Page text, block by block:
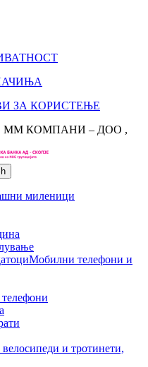
ЗА КОРИСТЕЊЕ
ММ КОМПАНИ – ДОО ,
миленици
Мобилни телефони и